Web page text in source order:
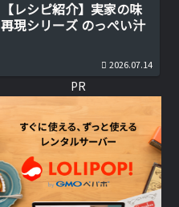
【レシピ紹介】実家の味
再現シリーズ のっぺい汁
2026.07.14
PR